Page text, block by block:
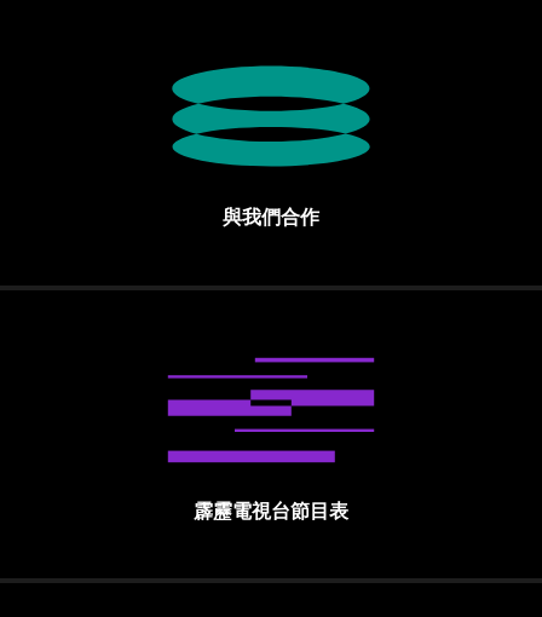
與我們合作
霹靂電視台節目表